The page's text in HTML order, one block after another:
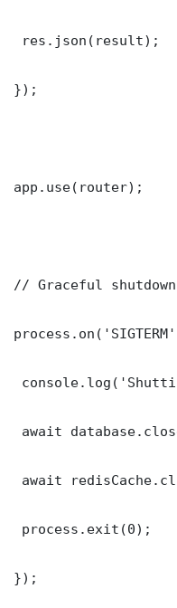
res.json(result);
});
app.use(router);
// Graceful shutdown
await
await
process.exit(0);
});